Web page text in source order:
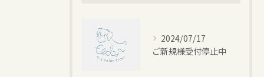
2024/07/17
ご新規様受付停止中